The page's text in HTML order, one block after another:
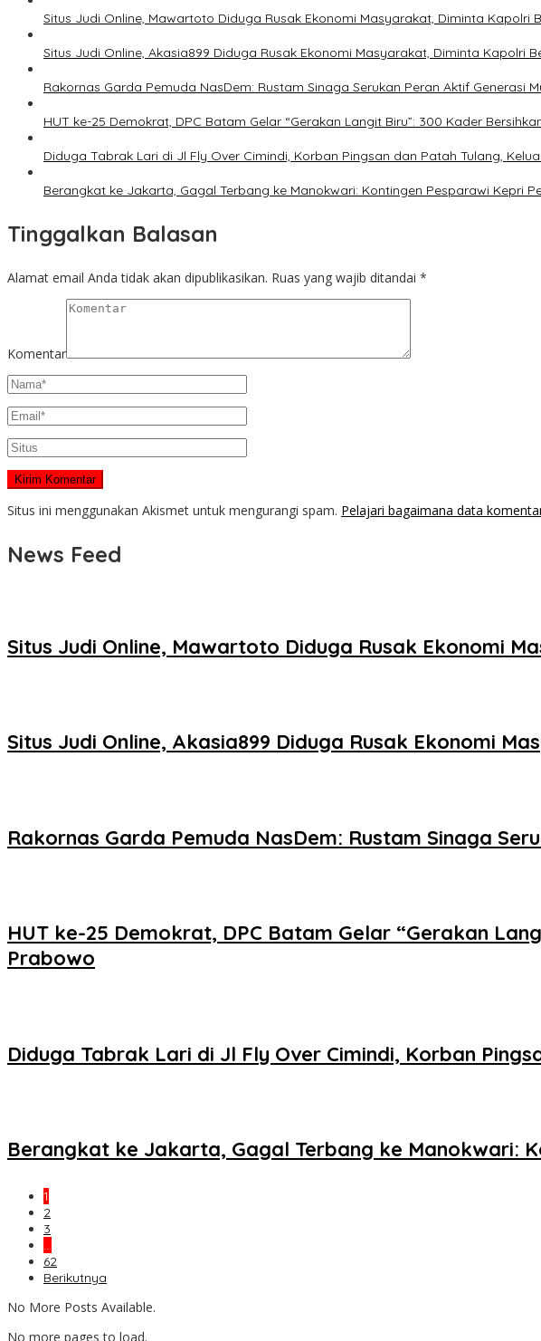
Situs Judi Online, Mawartoto Diduga Rusak Ekonomi Masyarakat, Diminta Kapolri
Situs Judi Online, Akasia899 Diduga Rusak Ekonomi Masyarakat, Diminta Kapolri
Rakornas Garda Pemuda NasDem: Rustam Sinaga Serukan Peran Aktif Generasi
HUT ke-25 Demokrat, DPC Batam Gelar “Gerakan Langit Biru”: 300 Kader
Diduga Tabrak Lari di Jl Fly Over Cimindi, Korban Pingsan dan Patah Tulang,
Berangkat ke Jakarta, Gagal Terbang ke Manokwari: Kontingen Pesparawi Kepri
Tinggalkan Balasan
Alamat email Anda tidak akan dipublikasikan. Ruas yang wajib ditandai *
Komentar
Situs ini menggunakan Akismet untuk mengurangi spam. Pelajari bagaimana data
News Feed
Situs Judi Online, Mawartoto Diduga Rusak Ekonomi
Situs Judi Online, Akasia899 Diduga Rusak Ekonomi
Rakornas Garda Pemuda NasDem: Rustam Sinaga
HUT ke-25 Demokrat, DPC Batam Gelar “Gerakan
Prabowo
Diduga Tabrak Lari di Jl Fly Over Cimindi, Korban
Berangkat ke Jakarta, Gagal Terbang ke Manokwari:
1
2
3
…
62
Berikutnya
No More Posts Available.
No more pages to load.